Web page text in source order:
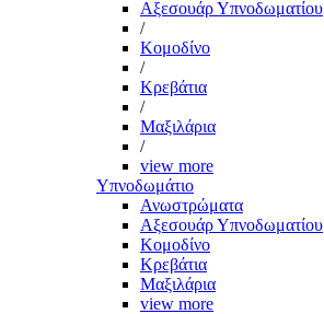
Αξεσουάρ Υπνοδωματίου
/
Κομοδίνο
/
Κρεβάτια
/
Μαξιλάρια
/
view more
Υπνοδωμάτιο
Ανωστρώματα
Αξεσουάρ Υπνοδωματίου
Κομοδίνο
Κρεβάτια
Μαξιλάρια
view more